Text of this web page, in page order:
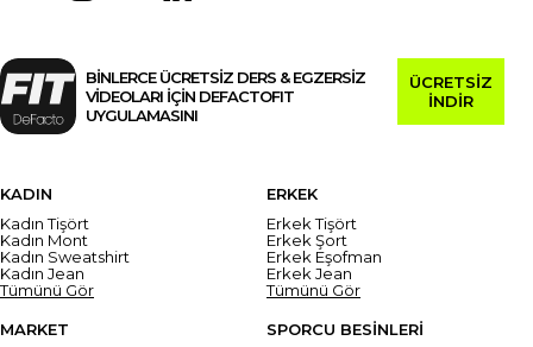
BİNLERCE ÜCRETSİZ DERS & EGZERSİZ
VİDEOLARI İÇİN DEFACTOFIT
UYGULAMASINI
ÜCRETSİZ
İNDİR
KADIN
Kadın Tişört
Kadın Mont
Kadın Sweatshirt
Kadın Jean
Tümünü Gör
ERKEK
Erkek Tişört
Erkek Şort
Erkek Eşofman
Erkek Jean
Tümünü Gör
MARKET
SPORCU BESİNLERİ